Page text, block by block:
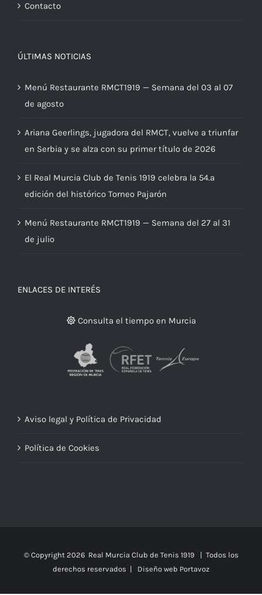
Contacto
ÚLTIMAS NOTICIAS
Menú Restaurante RMCT1919 — Semana del 03 al 07
de agosto
Ariana Geerlings, jugadora del RMCT, vuelve a triunfar
en Serbia y se alza con su primer título de 2026
El Real Murcia Club de Tenis 1919 celebra la 54.ª
edición del histórico Torneo Pajarón
Menú Restaurante RMCT1919 — Semana del 27 al 31
de julio
ENLACES DE INTERÉS
Consulta el tiempo en Murcia
Aviso legal y Política de Privacidad
Política de Cookies
© Copyright 2026 Real Murcia Club de Tenis 1919 | Todos los
derechos reservados | Diseño web Portavoz